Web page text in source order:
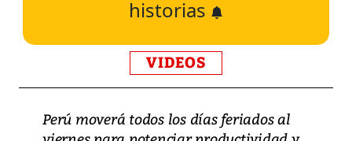
historias
VIDEOS
Perú moverá todos los días feriados al